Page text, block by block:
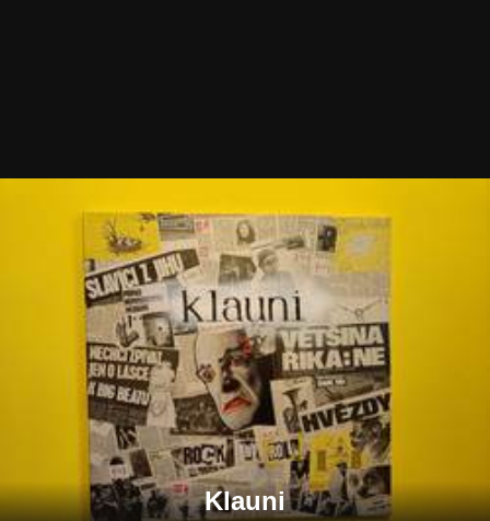
Klauni